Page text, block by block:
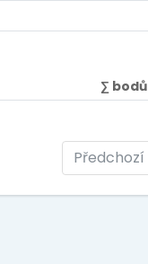
∑ bodů
Předchozí